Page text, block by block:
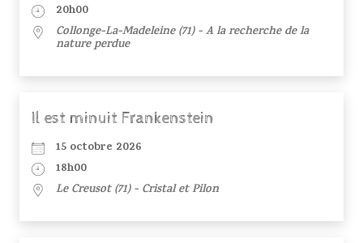
20h00
Collonge-La-Madeleine (71) - A la recherche de la
nature perdue
Il est minuit Frankenstein
15 octobre 2026
18h00
Le Creusot (71) - Cristal et Pilon